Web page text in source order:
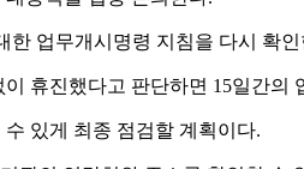
한 업무개시명령 지침을 다시 확인
휴진했다고 판단하면 15일간의
있게 최종 점검할 계획이다.